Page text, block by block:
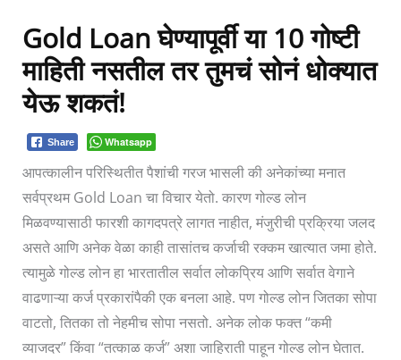
Gold Loan घेण्यापूर्वी या 10 गोष्टी
माहिती नसतील तर तुमचं सोनं धोक्यात
येऊ शकतं!
Share Whatsapp
आपत्कालीन परिस्थितीत पैशांची गरज भासली की अनेकांच्या मनात
सर्वप्रथम Gold Loan चा विचार येतो. कारण गोल्ड लोन
मिळवण्यासाठी फारशी कागदपत्रे लागत नाहीत, मंजुरीची प्रक्रिया जलद
असते आणि अनेक वेळा काही तासांतच कर्जाची रक्कम खात्यात जमा होते.
त्यामुळे गोल्ड लोन हा भारतातील सर्वात लोकप्रिय आणि सर्वात वेगाने
वाढणाऱ्या कर्ज प्रकारांपैकी एक बनला आहे. पण गोल्ड लोन जितका सोपा
वाटतो, तितका तो नेहमीच सोपा नसतो. अनेक लोक फक्त “कमी
व्याजदर” किंवा “तत्काळ कर्ज” अशा जाहिराती पाहून गोल्ड लोन घेतात.